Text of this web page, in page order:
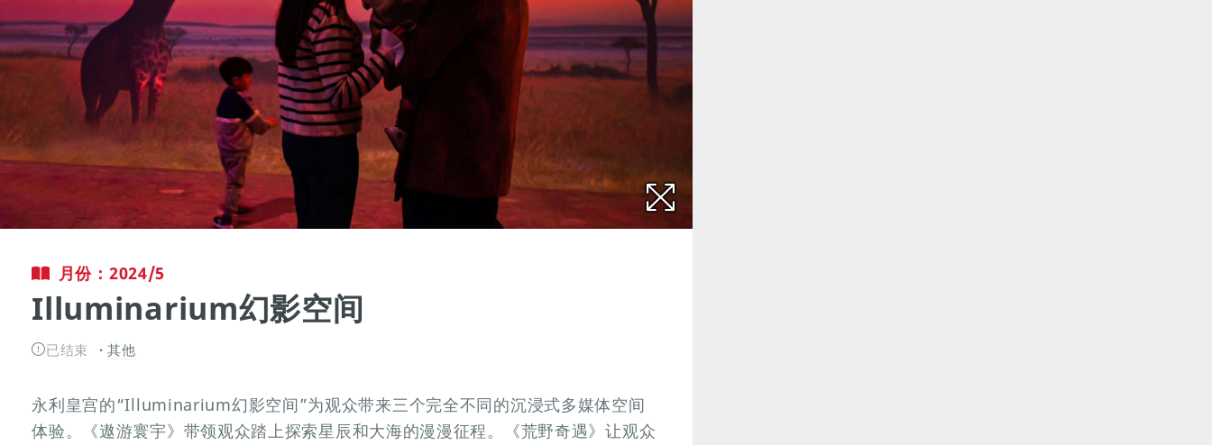
月份：2024/5
Illuminarium幻影空间
已结束 其他
永利皇宫的“Illuminarium幻影空间”为观众带来三个完全不同的沉浸式多媒体空间
体验。《遨游寰宇》带领观众踏上探索星辰和大海的漫漫征程。《荒野奇遇》让观众